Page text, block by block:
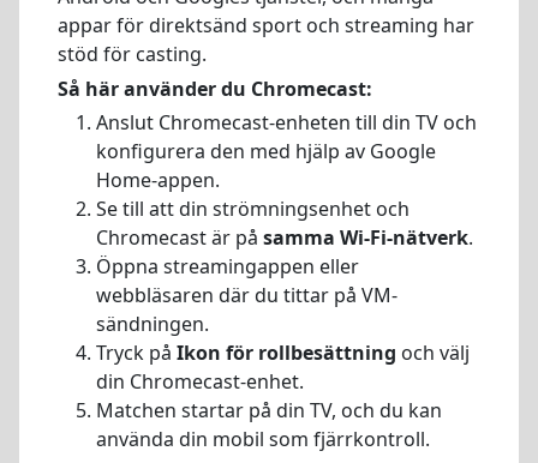
appar för direktsänd sport och streaming har
stöd för casting.
Så här använder du Chromecast:
Anslut Chromecast-enheten till din TV och
konfigurera den med hjälp av Google
Home-appen.
Se till att din strömningsenhet och
Chromecast är på samma Wi-Fi-nätverk.
Öppna streamingappen eller
webbläsaren där du tittar på VM-
sändningen.
Tryck på Ikon för rollbesättning och välj
din Chromecast-enhet.
Matchen startar på din TV, och du kan
använda din mobil som fjärrkontroll.